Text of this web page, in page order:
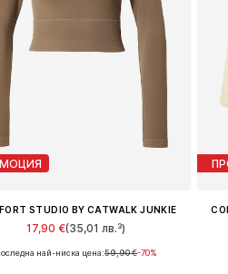
STUDIO BY CATWALK JUNKIE
17,90 €(35,01 лв.³)
Налични размери: S, M, L
най-ниска цена:59,90 €-70%